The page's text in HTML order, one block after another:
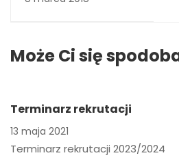
Może Ci się
Terminarz rekrutacji
13 maja 2021
Terminarz rekrutacji 2023/2024